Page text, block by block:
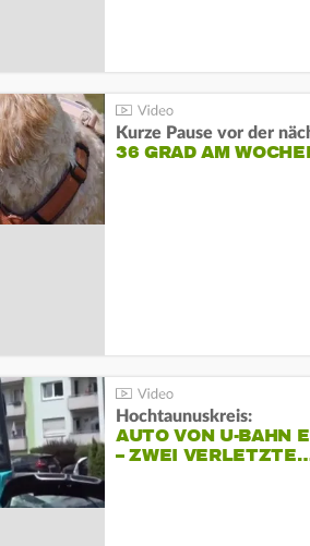
Kurze Pause vor der
36 GRAD AM
Hochtaunuskreis:
AUTO VON U-BAHN
– ZWEI